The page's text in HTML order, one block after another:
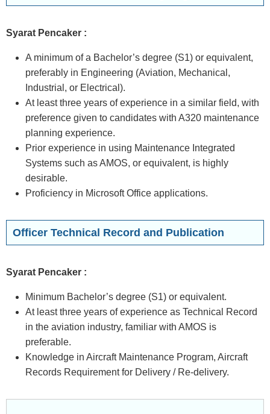
Syarat Pencaker :
A minimum of a Bachelor’s degree (S1) or equivalent,
preferably in Engineering (Aviation, Mechanical,
Industrial, or Electrical).
At least three years of experience in a similar field, with
preference given to candidates with A320 maintenance
planning experience.
Prior experience in using Maintenance Integrated
Systems such as AMOS, or equivalent, is highly
desirable.
Proficiency in Microsoft Office applications.
Officer Technical Record and Publication
Syarat Pencaker :
Minimum Bachelor’s degree (S1) or equivalent.
At least three years of experience as Technical Record
in the aviation industry, familiar with AMOS is
preferable.
Knowledge in Aircraft Maintenance Program, Aircraft
Records Requirement for Delivery / Re-delivery.